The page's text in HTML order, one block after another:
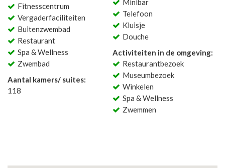
Fitnesscentrum
Vergaderfaciliteiten
Buitenzwembad
Restaurant
Spa & Wellness
Zwembad
Aantal kamers/ suites:
118
Minibar
Telefoon
Kluisje
Douche
Activiteiten in de omgeving:
Restaurantbezoek
Museumbezoek
Winkelen
Spa & Wellness
Zwemmen